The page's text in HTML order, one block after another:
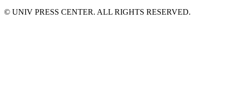
© UNIV PRESS CENTER. ALL RIGHTS RESERVED.